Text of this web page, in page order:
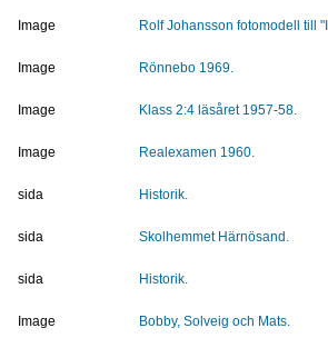
Image Rolf Johansson fotomodell till
Image Rönnebo 1969.
Image Klass 2:4 läsåret 1957-58.
Image Realexamen 1960.
sida Historik.
sida Skolhemmet Härnösand.
sida Historik.
Image Bobby, Solveig och Mats.